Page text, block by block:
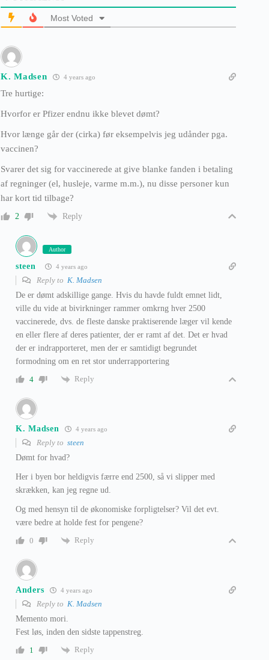
Most Voted
K. Madsen 4 years ago
Tre hurtige:
Hvorfor er Pfizer endnu ikke blevet dømt?
Hvor længe går der (cirka) før eksempelvis jeg udånder pga.
vaccinen?
Svarer det sig for vaccinerede at give blanke fanden i betaling
af regninger (el, husleje, varme m.m.), nu disse personer kun
har kort tid tilbage?
2 Reply
Author
steen 4 years ago
Reply to K. Madsen
De er dømt adskillige gange. Hvis du havde fuldt emnet lidt,
ville du vide at bivirkninger rammer omkrng hver 2500
vaccinerede, dvs. de fleste danske praktiserende læger vil kende
en eller flere af deres patienter, der er ramt af det. Det er hvad
der er indrapporteret, men der er samtidigt begrundet
formodning om en ret stor underrapportering
4
Reply
K. Madsen 4 years ago
Reply to steen
Dømt for hvad?
Her i byen bor heldigvis færre end 2500, så vi slipper med
skrækken, kan jeg regne ud.
Og med hensyn til de økonomiske forpligtelser? Vil det evt.
være bedre at holde fest for pengene?
0
Reply
Anders 4 years ago
Reply to K. Madsen
Memento mori.
Fest løs, inden den sidste tappenstreg.
1
Reply